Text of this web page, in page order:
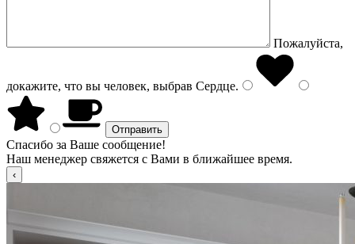
Пожалуйста,
докажите, что вы человек, выбрав Сердце.
Спасибо за Ваше сообщение!
Наш менеджер свяжется с Вами в ближайшее время.